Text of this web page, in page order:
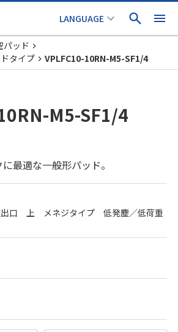
パッド
タイプ
VPLFC10-10RN-M5-SF1/4
M5-SF1/4
最適な一般形パッド。
口 上 メネジタイプ 低発塵／低荷重